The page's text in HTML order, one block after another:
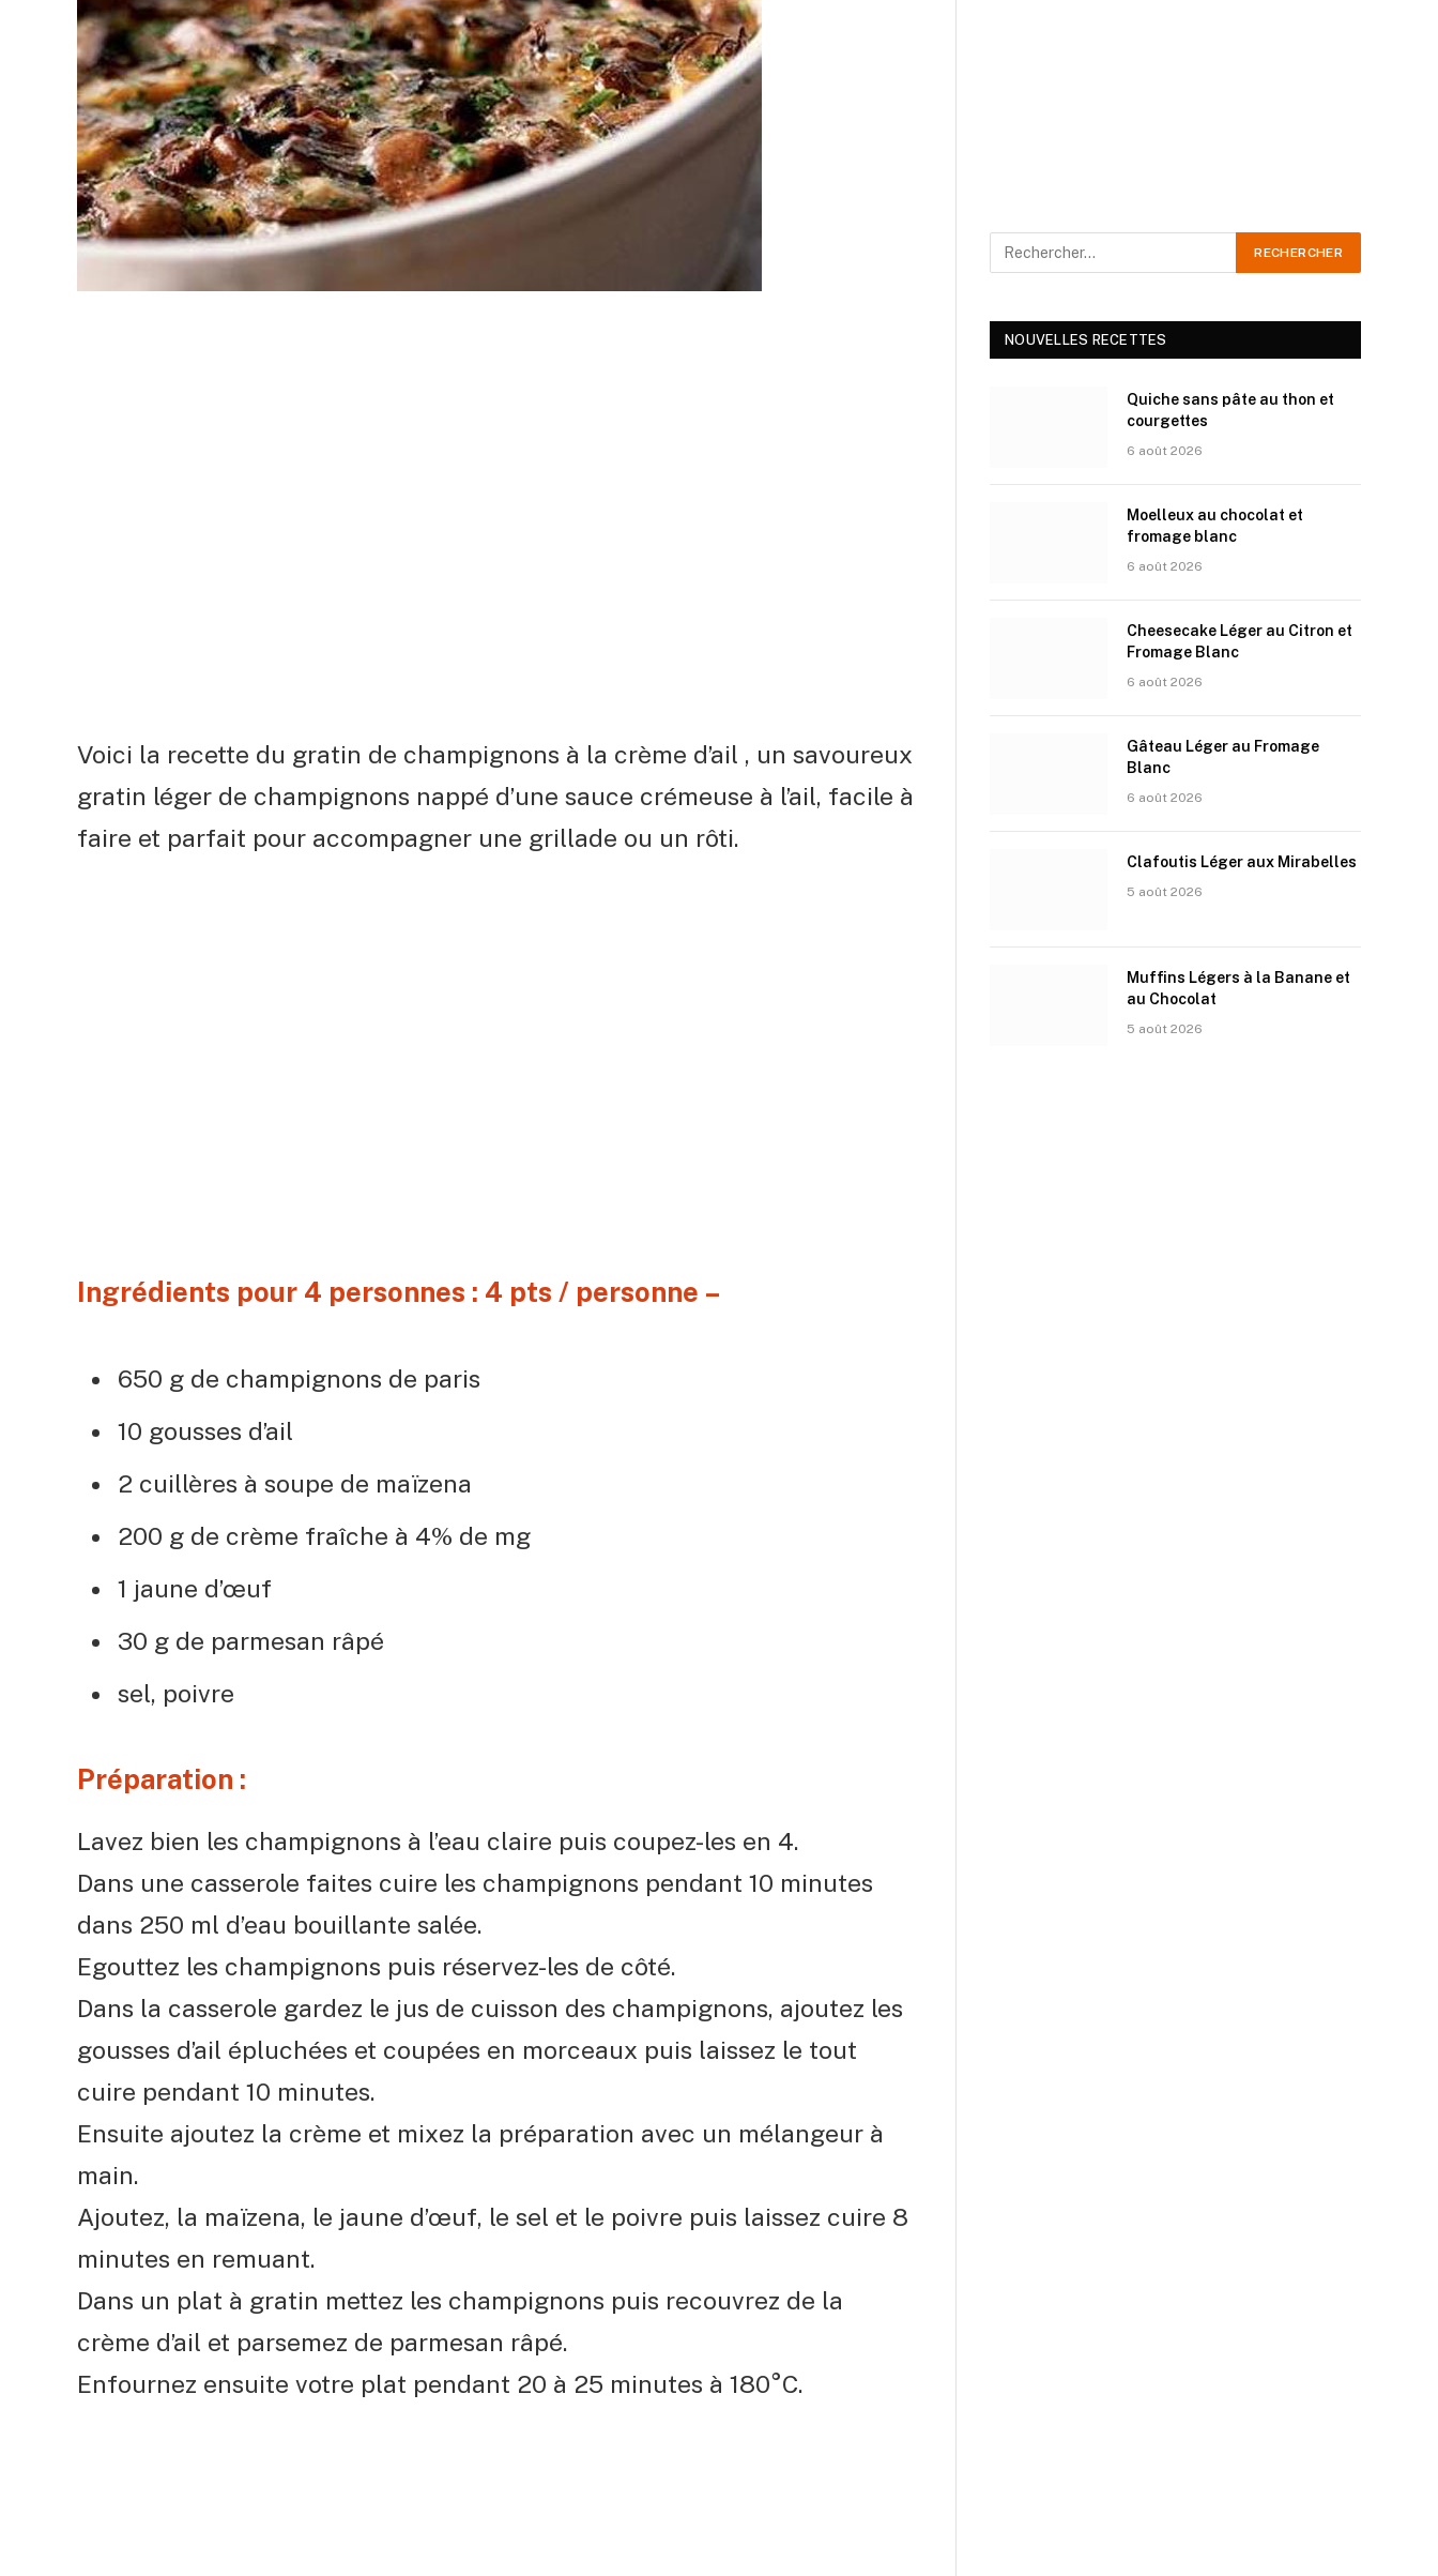
Voici la recette du gratin de champignons à la crème d’ail , un savoureux
gratin léger de champignons nappé d’une sauce crémeuse à l’ail, facile à
faire et parfait pour accompagner une grillade ou un rôti.
Ingrédients pour 4 personnes : 4 pts / personne –
650 g de champignons de paris
10 gousses d’ail
2 cuillères à soupe de maïzena
200 g de crème fraîche à 4% de mg
1 jaune d’œuf
30 g de parmesan râpé
sel, poivre
Préparation :
Lavez bien les champignons à l’eau claire puis coupez-les en 4.
Dans une casserole faites cuire les champignons pendant 10 minutes
dans 250 ml d’eau bouillante salée.
Egouttez les champignons puis réservez-les de côté.
Dans la casserole gardez le jus de cuisson des champignons, ajoutez les
gousses d’ail épluchées et coupées en morceaux puis laissez le tout
cuire pendant 10 minutes.
Ensuite ajoutez la crème et mixez la préparation avec un mélangeur à
main.
Ajoutez, la maïzena, le jaune d’œuf, le sel et le poivre puis laissez cuire 8
minutes en remuant.
Dans un plat à gratin mettez les champignons puis recouvrez de la
crème d’ail et parsemez de parmesan râpé.
Enfournez ensuite votre plat pendant 20 à 25 minutes à 180°C.
NOUVELLES RECETTES
Quiche sans pâte au thon et
courgettes
6 août 2026
Moelleux au chocolat et
fromage blanc
6 août 2026
Cheesecake Léger au Citron et
Fromage Blanc
6 août 2026
Gâteau Léger au Fromage
Blanc
6 août 2026
Clafoutis Léger aux Mirabelles
5 août 2026
Muffins Légers à la Banane et
au Chocolat
5 août 2026